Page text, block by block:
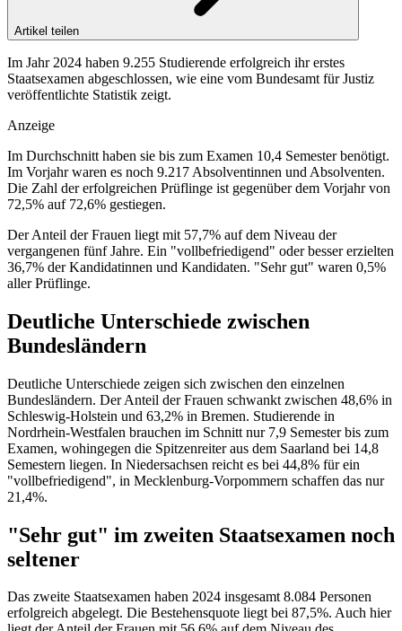
Artikel teilen
Im Jahr 2024 haben 9.255 Studierende erfolgreich ihr erstes
Staatsexamen abgeschlossen, wie eine vom Bundesamt für Justiz
veröffentlichte Statistik zeigt.
Anzeige
Im Durchschnitt haben sie bis zum Examen 10,4 Semester benötigt.
Im Vorjahr waren es noch 9.217 Absolventinnen und Absolventen.
Die Zahl der erfolgreichen Prüflinge ist gegenüber dem Vorjahr von
72,5% auf 72,6% gestiegen.
Der Anteil der Frauen liegt mit 57,7% auf dem Niveau der
vergangenen fünf Jahre. Ein "vollbefriedigend" oder besser erzielten
36,7% der Kandidatinnen und Kandidaten. "Sehr gut" waren 0,5%
aller Prüflinge.
Deutliche Unterschiede zwischen
Bundesländern
Deutliche Unterschiede zeigen sich zwischen den einzelnen
Bundesländern. Der Anteil der Frauen schwankt zwischen 48,6% in
Schleswig-Holstein und 63,2% in Bremen. Studierende in
Nordrhein-Westfalen brauchen im Schnitt nur 7,9 Semester bis zum
Examen, wohingegen die Spitzenreiter aus dem Saarland bei 14,8
Semestern liegen. In Niedersachsen reicht es bei 44,8% für ein
"vollbefriedigend", in Mecklenburg-Vorpommern schaffen das nur
21,4%.
"Sehr gut" im zweiten Staatsexamen noch
seltener
Das zweite Staatsexamen haben 2024 insgesamt 8.084 Personen
erfolgreich abgelegt. Die Bestehensquote liegt bei 87,5%. Auch hier